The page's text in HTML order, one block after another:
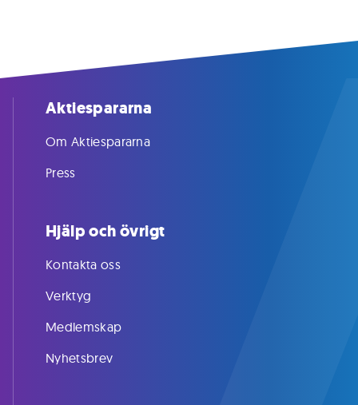
Aktiespararna
Om Aktiespararna
Press
Hjälp och övrigt
Kontakta oss
Verktyg
Medlemskap
Nyhetsbrev